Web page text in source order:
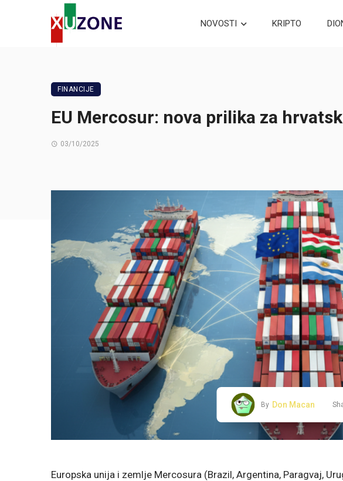
NOVOSTI KRIPTO
FINANCIJE
EU Mercosur: nova prilika za
03/10/2025
By Don Macan
Europska unija i zemlje Mercosura (Brazil, Argentina, Paragvaj,